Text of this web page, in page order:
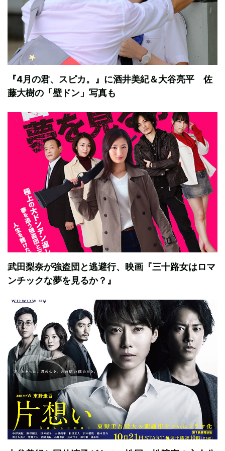
『4月の君、スピカ。』に酒井美紀＆大谷亮平 佐
藤大樹の「壁ドン」写真も
武田梨奈が強盗団と逃避行、映画『三十路女はロマ
ンチックな夢を見るか？』